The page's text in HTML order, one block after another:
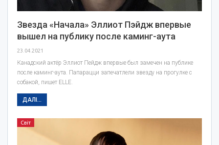
Звезда «Начала» Эллиот Пэйдж впервые
вышел на публику после каминг-аута
23.04.2021
Канадский актёр Эллиот Пейдж впервые был замечен на публике
после каминг-аута. Папарацци запечатлели звезду на прогулке с
собакой, пишет ELLE.
ДАЛІ...
Світ